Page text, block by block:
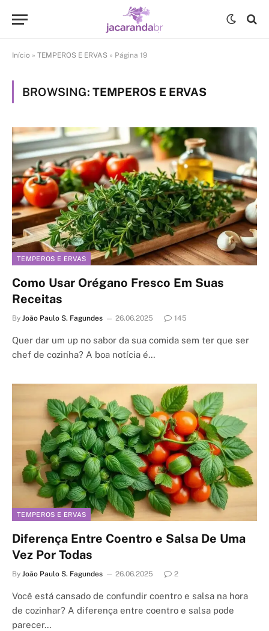
Início » TEMPEROS E ERVAS » Página 19
BROWSING: TEMPEROS E ERVAS
TEMPEROS E ERVAS
Como Usar Orégano Fresco Em Suas
Receitas
By João Paulo S. Fagundes 26.06.2025 145
Quer dar um up no sabor da sua comida sem ter que ser
chef de cozinha? A boa notícia é…
TEMPEROS E ERVAS
Diferença Entre Coentro e Salsa De Uma
Vez Por Todas
By João Paulo S. Fagundes 26.06.2025 2
Você está cansado de confundir coentro e salsa na hora
de cozinhar? A diferença entre coentro e salsa pode
parecer…